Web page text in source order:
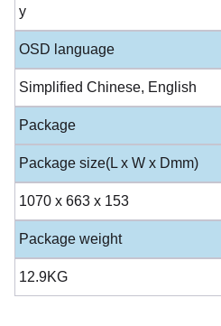
y
OSD language
Simplified Chinese, English
Package
Package size(L x W x Dmm)
1070 x 663 x 153
Package weight
12.9KG